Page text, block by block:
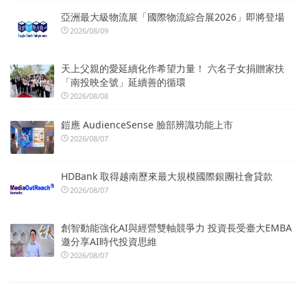
亞洲最大級物流展「國際物流綜合展2026」即將登場
2026/08/09
天上父親的愛延續化作希望力量！ 六名子女捐贈家扶
「南投映全號」延續善的循環
2026/08/08
鎧應 AudienceSense 臉部辨識功能上市
2026/08/07
HDBank 取得越南歷來最大規模國際銀團社會貸款
2026/08/07
創智動能強化AI與經營雙軸競爭力 投資長受臺大EMBA
邀分享AI時代投資思維
2026/08/07